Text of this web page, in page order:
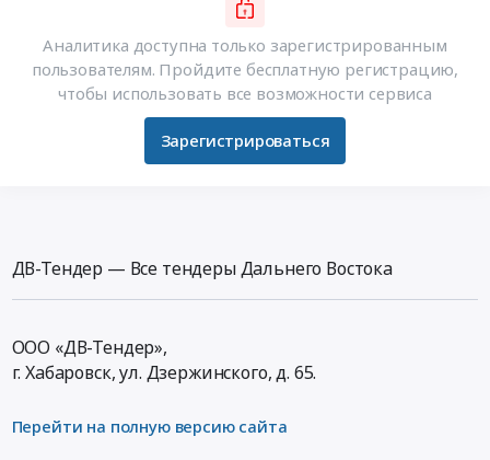
Аналитика доступна только зарегистрированным
пользователям. Пройдите бесплатную регистрацию,
чтобы использовать все возможности сервиса
Зарегистрироваться
ДВ-Тендер — Все тендеры Дальнего Востока
ООО «ДВ-Тендер»,
г. Хабаровск,ул. Дзержинского, д. 65.
Перейти на полную версию сайта